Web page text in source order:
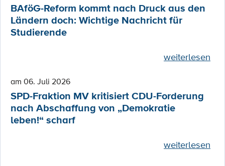
BAföG-Reform kommt nach Druck aus den
Ländern doch: Wichtige Nachricht für
Studierende
weiterlesen
am 06. Juli 2026
SPD-Fraktion MV kritisiert CDU-Forderung
nach Abschaffung von „Demokratie
leben!“ scharf
weiterlesen